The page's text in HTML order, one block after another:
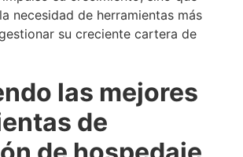
necesidad de herramientas más
su creciente cartera de
las mejores
de